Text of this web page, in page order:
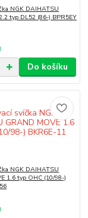
NGK DAIHATSU
typ DL52 (86-) BPR5EY
Do košíku
NGK DAIHATSU
1.6 typ OHC (10/98-)